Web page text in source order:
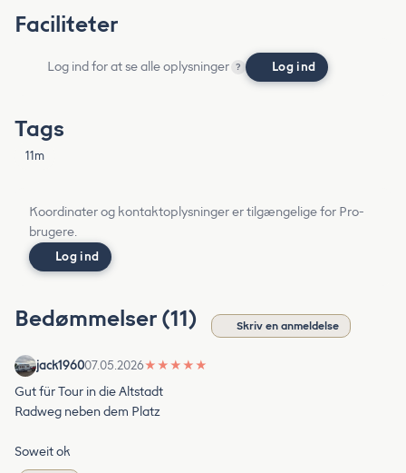
Faciliteter
Log ind for at se alle oplysninger ? Log ind
Tags
11m
Koordinater og kontaktoplysninger er tilgængelige for Pro-
brugere.
Log ind
Bedømmelser (11) Skriv en anmeldelse
jack196007.05.2026★ ★ ★ ★ ★
Gut für Tour in die Altstadt
Radweg neben dem Platz
Soweit ok